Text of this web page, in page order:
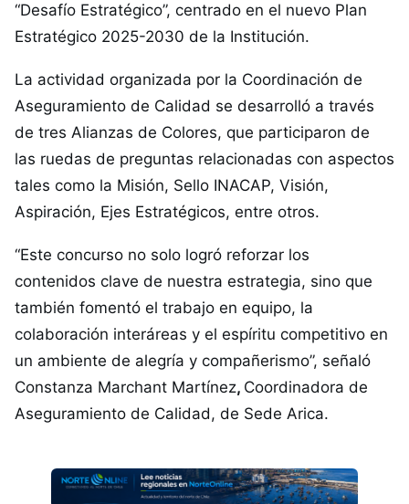
“Desafío Estratégico”, centrado en el nuevo Plan
Estratégico 2025-2030 de la Institución.
La actividad organizada por la Coordinación de
Aseguramiento de Calidad se desarrolló a través
de tres Alianzas de Colores, que participaron de
las ruedas de preguntas relacionadas con aspectos
tales como la Misión, Sello INACAP, Visión,
Aspiración, Ejes Estratégicos, entre otros.
“Este concurso no solo logró reforzar los
contenidos clave de nuestra estrategia, sino que
también fomentó el trabajo en equipo, la
colaboración interáreas y el espíritu competitivo en
un ambiente de alegría y compañerismo”, señaló
Constanza Marchant Martínez, Coordinadora de
Aseguramiento de Calidad, de Sede Arica.